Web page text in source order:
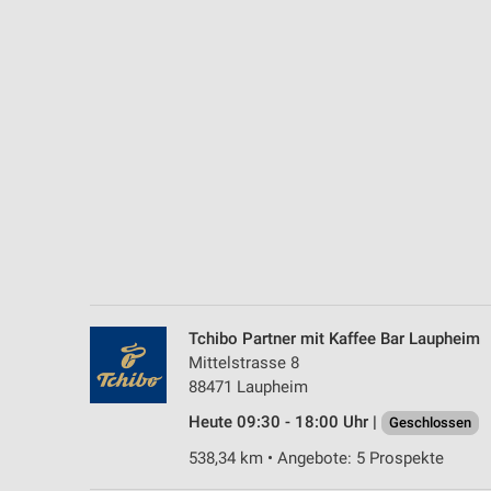
Tchibo Partner mit Kaffee Bar Laupheim
Mittelstrasse 8
88471 Laupheim
Heute 09:30 - 18:00 Uhr |
Geschlossen
538,34 km • Angebote: 5 Prospekte